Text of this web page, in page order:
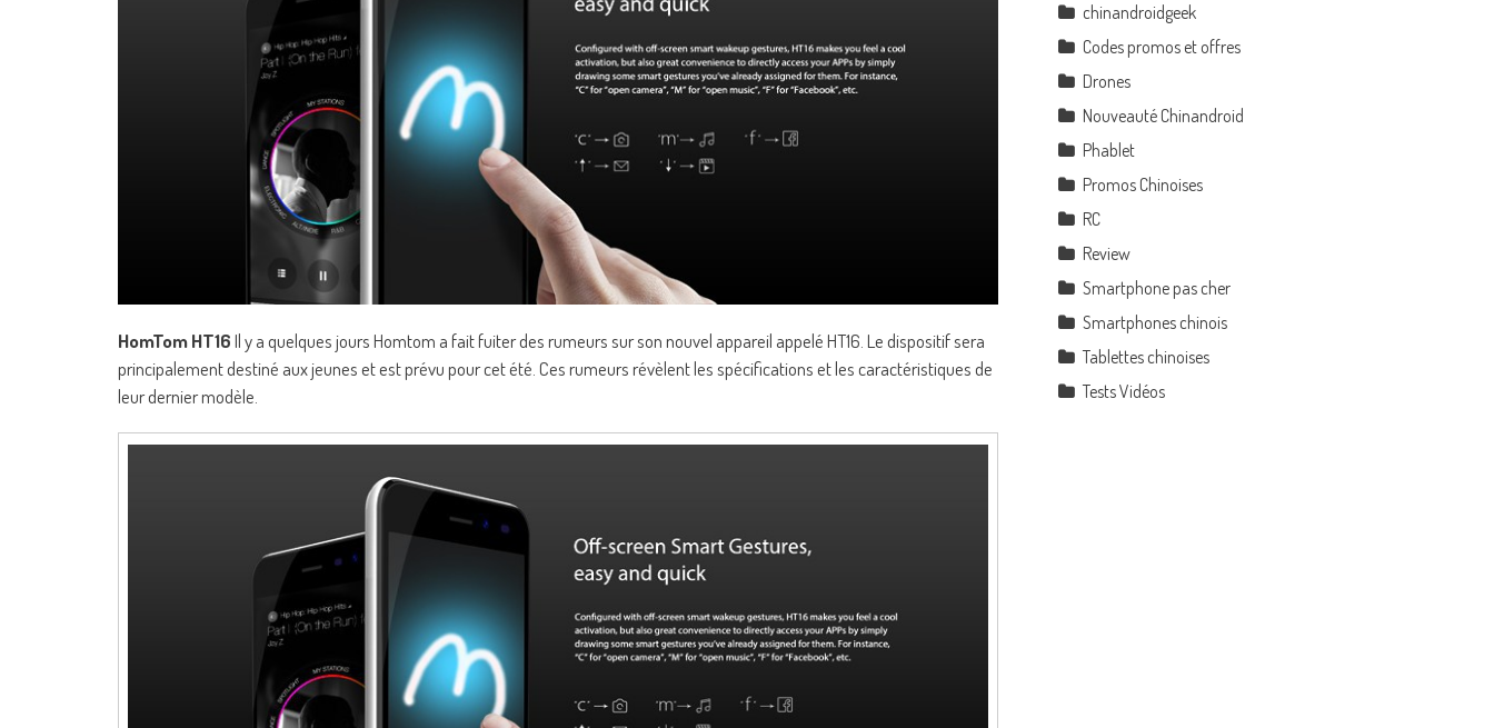
HomTom HT16Il y a quelques jours Homtom a fait fuiter des rumeurs sur son nouvel appareil appelé HT16. Le dispositif sera
principalement destiné aux jeunes et est prévu pour cet été. Ces rumeurs révèlent les spécifications et les caractéristiques de
leur dernier modèle.
chinandroidgeek
Codes promos et offres
Drones
Nouveauté Chinandroid
Phablet
Promos Chinoises
RC
Review
Smartphone pas cher
Smartphones chinois
Tablettes chinoises
Tests Vidéos